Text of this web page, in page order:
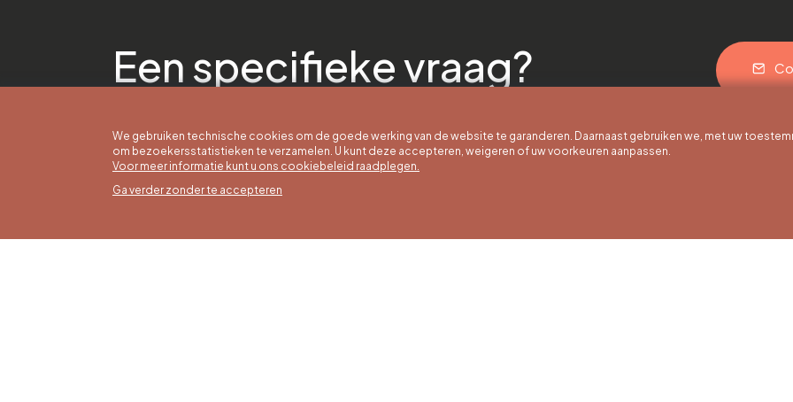
Een specifieke vraag?
We gebruiken technische cookies om de goede werking van de website te garanderen. Daarnaast gebruiken we, met uw
om bezoekersstatistieken te verzamelen. U kunt deze accepteren, weigeren of uw voorkeuren aanpassen.
Voor meer informatie kunt u ons cookiebeleid raadplegen.
Ga verder zonder te accepteren